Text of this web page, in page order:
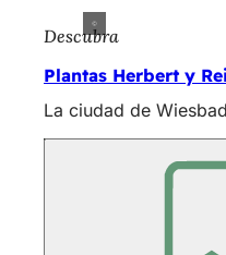
Descubra
Plantas Herbert y
La ciudad de